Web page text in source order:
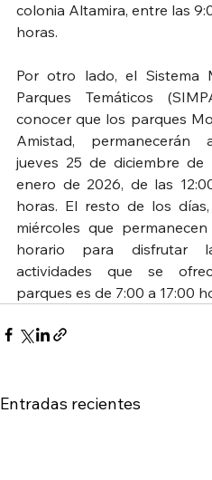
colonia Altamira, entre las
horas.
Por otro lado, el Sistema
Parques Temáticos
conocer que los parques
Amistad, permanecerán
jueves 25 de diciembre
enero de 2026, de las
horas. El resto de los
miércoles que
horario para disfrutar
actividades que se
parques es de 7:00 a 17:00
Entradas recientes